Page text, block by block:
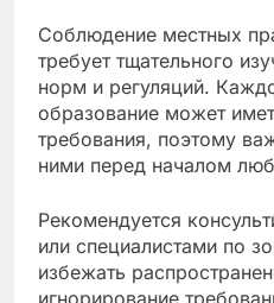
Соблюдение местных
требует тщательного
норм и регуляций.
образование может
требования, поэтому
ними перед началом
Рекомендуется
или специалистами по
избежать
игнорирование